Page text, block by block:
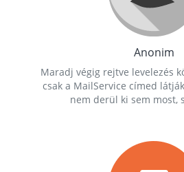
Anonim
Maradj végig rejtve levelezés
csak a MailService címed
nem derül ki sem most,